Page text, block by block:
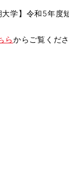
大学】令和5年度
らからご覧くださ